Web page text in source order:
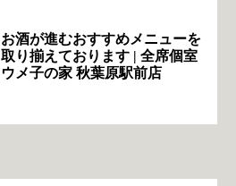
お酒が進むおすすめメニューを
取り揃えております | 全席個室
ウメ子の家 秋葉原駅前店